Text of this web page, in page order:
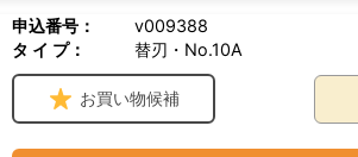
申込番号：
v009388
タ イ プ：
替刃・No.10A
お買い物候補